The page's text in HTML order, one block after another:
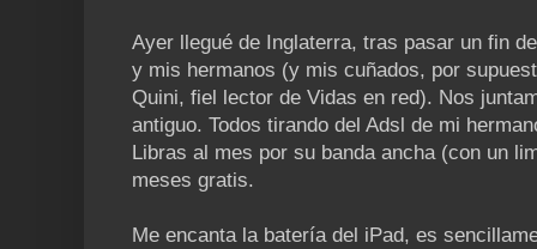
Ayer llegué de Inglaterra, tras pasar un fin
y mis hermanos (y mis cuñados, por
Quini, fiel lector de Vidas en red). Nos
antiguo. Todos tirando del Adsl de mi
Libras al mes por su banda ancha (con un
meses gratis.
Me encanta la batería del iPad, es